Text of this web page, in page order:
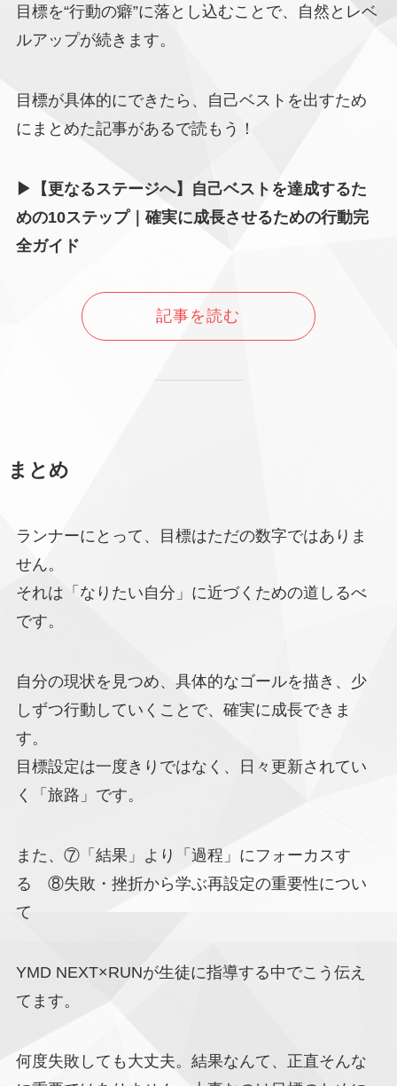
目標を“行動の癖”に落とし込むことで、自然とレベ
ルアップが続きます。
目標が具体的にできたら、自己ベストを出すため
にまとめた記事があるで読もう！
▶【更なるステージへ】自己ベストを達成するた
めの10ステップ｜確実に成長させるための行動完
全ガイド
記事を読む
まとめ
ランナーにとって、目標はただの数字ではありま
せん。
それは「なりたい自分」に近づくための道しるべ
です。
自分の現状を見つめ、具体的なゴールを描き、少
しずつ行動していくことで、確実に成長できま
す。
目標設定は一度きりではなく、日々更新されてい
く「旅路」です。
また、⑦「結果」より「過程」にフォーカスす
る ⑧失敗・挫折から学ぶ再設定の重要性につい
て
YMD NEXT×RUNが生徒に指導する中でこう伝え
てます。
何度失敗しても大丈夫。結果なんて、正直そんな